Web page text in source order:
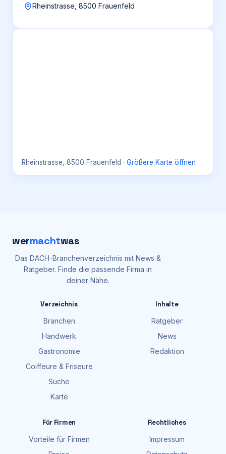
Rheinstrasse, 8500 Frauenfeld
Rheinstrasse, 8500 Frauenfeld · Größere Karte öffnen
wermachtwas
Das DACH-Branchenverzeichnis mit News &
Ratgeber. Finde die passende Firma in
deiner Nähe.
Verzeichnis
Branchen
Handwerk
Gastronomie
Coiffeure & Friseure
Suche
Karte
Inhalte
Ratgeber
News
Redaktion
Für Firmen
Vorteile für Firmen
Rechtliches
Impressum